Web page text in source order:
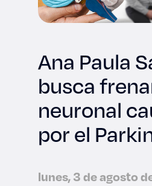
Ana Paula
busca
neuronal
por el
lunes, 3 de agosto